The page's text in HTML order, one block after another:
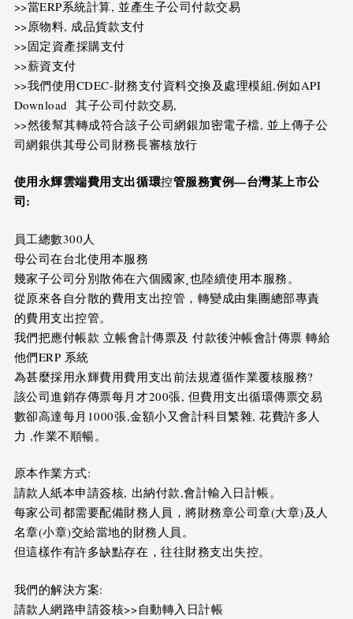
>>當ERP系統計算, 並產生子公司付款交易
>>原物料, 成品貨款支付
>>固定資產採購支付
>>薪資支付
>>我們使用CDEC-財務支付資料交換及處理模組,例如API
Download 其子公司付款交易,
>>然後幫其轉成符合該子公司網銀加密電子檔, 並上傳子公
司網銀供其母公司財務長審核放行
使用永輝雲端費用支出循環控管服務實例—台灣某上市公
司:
員工總數300人
母公司在台北使用本服務
幾家子公司分別散佈在六個國家¸也陸續使用本服務。
從原來各自分散的費用支出控管，轉變成由集團總部專責
的費用支出控管。
我們把應付帳款 立帳會計傳票及 付款後沖帳會計傳票 轉給
他們ERP 系統
為甚麼採用永輝費用費用支出前法規遵循作業覆核服務?
該公司進銷存傳票每月才200張, 但費用支出循環傳票交易
數卻高達每月1000張,金額小又會計科目繁雜, 花費許多人
力 ,作業不順暢。
原本作業方式:
請款人紙本申請簽核, 出納付款,會計輸入日計帳。
每家公司都需要配備財務人員，將財務章公司章(大章)及人
名章(小章)交給當地的財務人員。
但這樣作有許多缺點存在，往往財務支出失控。
我們的解決方案:
請款人網路申請簽核>>自動轉入日計帳